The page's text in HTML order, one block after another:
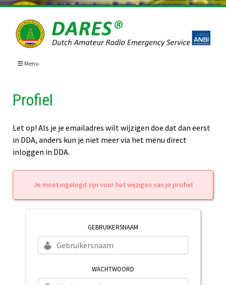
Skip
content
Menu
Profiel
Let op! Als je je emailadres wilt wijzigen doe dat dan eerst
in DDA, anders kun je niet meer via het menu direct
inloggen in DDA.
Je moet ingelogd zijn voor het wijzigen van je profiel
GEBRUIKERSNAAM
WACHTWOORD